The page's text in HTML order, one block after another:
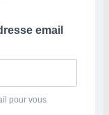
email
pour vous